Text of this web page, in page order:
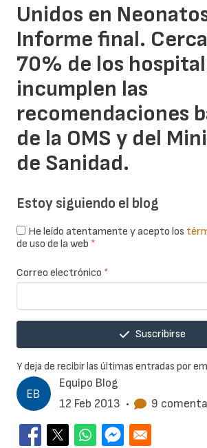
Equipo Blog
12 Feb 2013 • 9
Unidos en
Informe final.
70% de los
incumplen las
recomendaciones
de la OMS y del
de Sanidad.
Estoy siguiendo el blog
He leído atentamente y acepto los
de uso de la web *
Correo electrónico *
Suscribirse
Y deja de recibir las últimas entradas por